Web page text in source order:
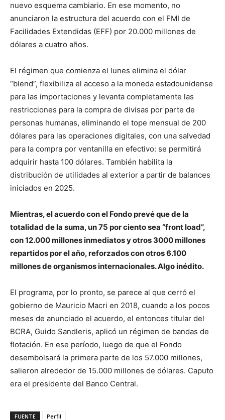
nuevo esquema cambiario. En ese momento, no
anunciaron la estructura del acuerdo con el FMI de
Facilidades Extendidas (EFF) por 20.000 millones de
dólares a cuatro años.
El régimen que comienza el lunes elimina el dólar
“blend”, flexibiliza el acceso a la moneda estadounidense
para las importaciones y levanta completamente las
restricciones para la compra de divisas por parte de
personas humanas, eliminando el tope mensual de 200
dólares para las operaciones digitales, con una salvedad
para la compra por ventanilla en efectivo: se permitirá
adquirir hasta 100 dólares. También habilita la
distribución de utilidades al exterior a partir de balances
iniciados en 2025.
Mientras, el acuerdo con el Fondo prevé que de la
totalidad de la suma, un 75 por ciento sea “front load”,
con 12.000 millones inmediatos y otros 3000 millones
repartidos por el año, reforzados con otros 6.100
millones de organismos internacionales. Algo inédito.
El programa, por lo pronto, se parece al que cerró el
gobierno de Mauricio Macri en 2018, cuando a los pocos
meses de anunciado el acuerdo, el entonces titular del
BCRA, Guido Sandleris, aplicó un régimen de bandas de
flotación. En ese período, luego de que el Fondo
desembolsará la primera parte de los 57.000 millones,
salieron alrededor de 15.000 millones de dólares. Caputo
era el presidente del Banco Central.
FUENTE Perfil